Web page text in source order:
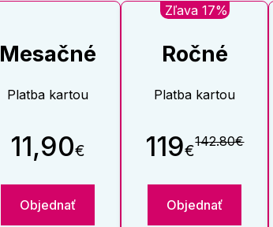
Mesačné
Platba kartou
11,90€
Objednať
Zľava 17%
Ročné
Platba kartou
119€142.80€
Objednať